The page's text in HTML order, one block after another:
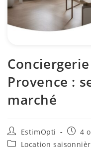
Provence :
marché
EstimOpti
4
Location